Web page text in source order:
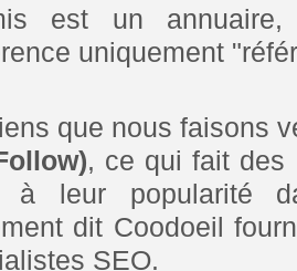
est un
uniquement
que nous faisons
, ce qui fait des
à leur popularité
dit Coodoeil
SEO.